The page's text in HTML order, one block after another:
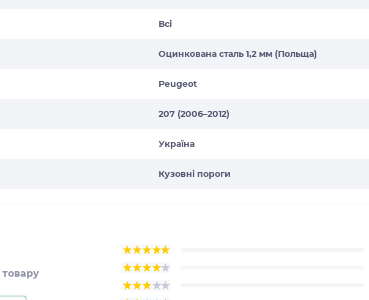
Всі
Оцинкована сталь 1,2 мм (Польща)
Peugeot
207 (2006–2012)
Україна
Кузовні пороги